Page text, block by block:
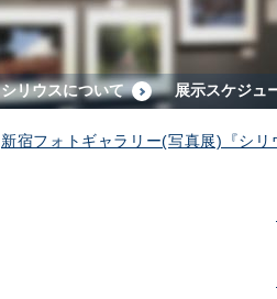
シリウスについて 展示スケジュ
新宿フォトギャラリー(写真展)『シリ